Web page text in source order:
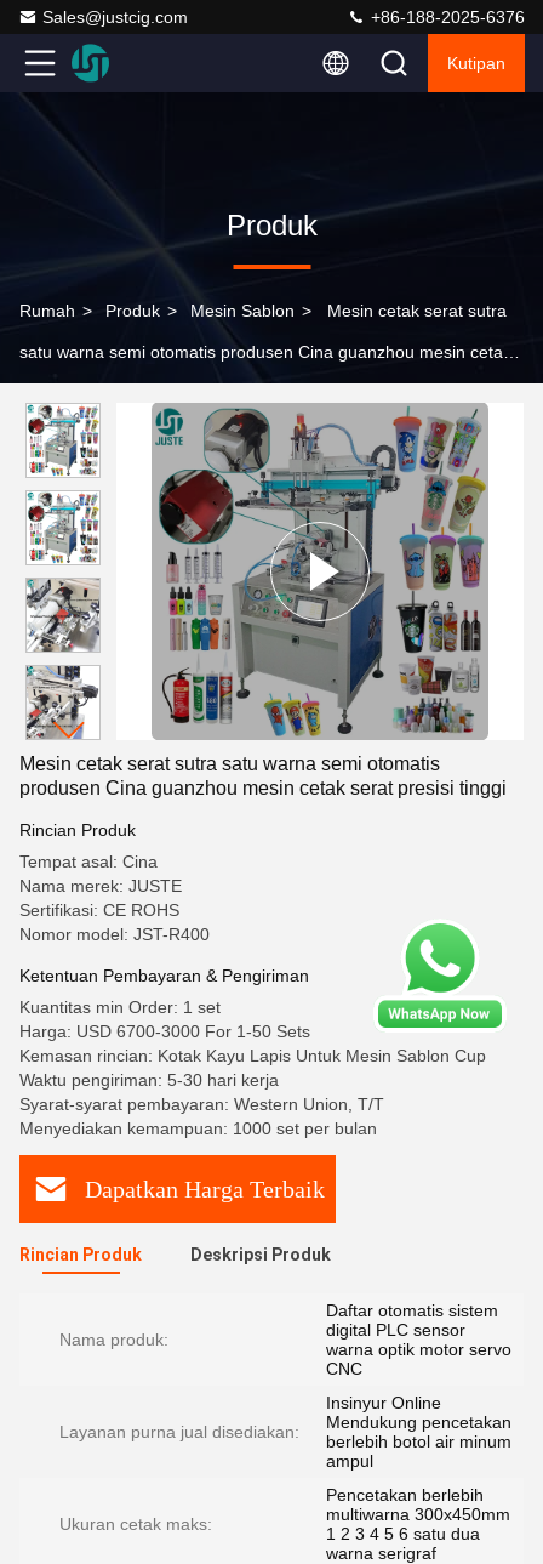
Sales@justcig.com +86-188-2025-6376
Kutipan
Produk
Rumah > Produk > Mesin Sablon > Mesin cetak serat sutra
satu warna semi otomatis produsen Cina guanzhou mesin cetak
Mesin cetak serat sutra satu warna semi otomatis
produsen Cina guanzhou mesin cetak serat presisi tinggi
Rincian Produk
Tempat asal: Cina
Nama merek: JUSTE
Sertifikasi: CE ROHS
Nomor model: JST-R400
Ketentuan Pembayaran & Pengiriman
Kuantitas min Order: 1 set
Harga: USD 6700-3000 For 1-50 Sets
Kemasan rincian: Kotak Kayu Lapis Untuk Mesin Sablon Cup
Waktu pengiriman: 5-30 hari kerja
Syarat-syarat pembayaran: Western Union, T/T
Menyediakan kemampuan: 1000 set per bulan
Dapatkan Harga Terbaik
Rincian Produk Deskripsi Produk
Nama produk:
Daftar otomatis sistem
digital PLC sensor
warna optik motor servo
CNC
Layanan purna jual disediakan:
Insinyur Online
Mendukung pencetakan
berlebih botol air minum
ampul
Ukuran cetak maks:
Pencetakan berlebih
multiwarna 300x450mm
1 2 3 4 5 6 satu dua
warna serigraf